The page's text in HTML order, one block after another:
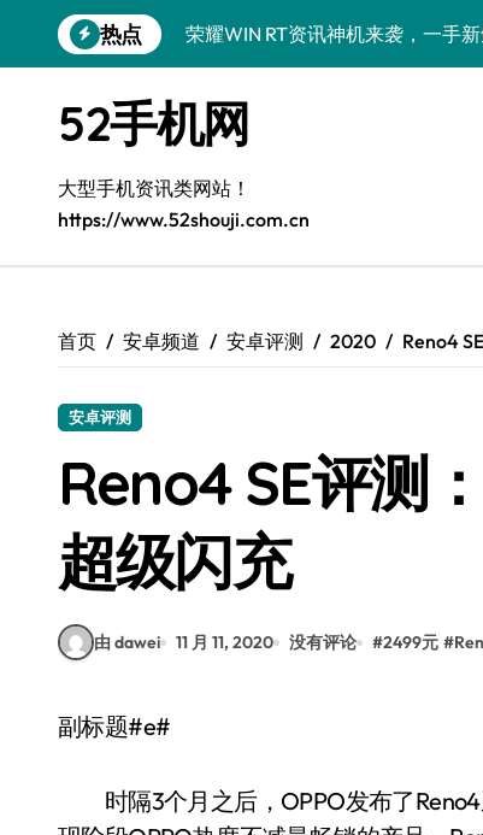
到
热点
荣耀WIN RT资讯神机来袭，一手
小米17重磅来袭！速览新动态，解
小米17 Ultra震撼来袭！前沿科技
vivo S50新机驾到！亮点全揭秘+实
荣耀Magic V6震撼来袭！一屏掌
华为nova 15 Pro震撼登场！特色
三星Galaxy Z Fold7来袭！创新科
52手机网
大型手机资讯类网站！
https://www.52shouji.com.cn
首页 安卓频道 安卓评测 2020 Reno4
安卓评测
Reno4 SE评测
超级闪充
由 dawei 11 月 11, 2020 没有评论 #2499元 #
副标题#e#
时隔3个月之后，OPPO发布了Reno4